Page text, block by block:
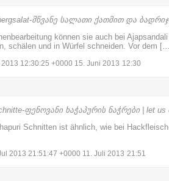
მწვანე სალათი ქათმით და
können sie auch bei
schälen und in Würfel schneiden. Vor dem
12:30:25 +0000 15. Juni 2013 12:30
ფენოვანი ხაჭაპურის ნაჭრები | let us
Schnitten ist ähnlich, wie bei
2013 21:51:47 +0000 11. Juli 2013 21:51